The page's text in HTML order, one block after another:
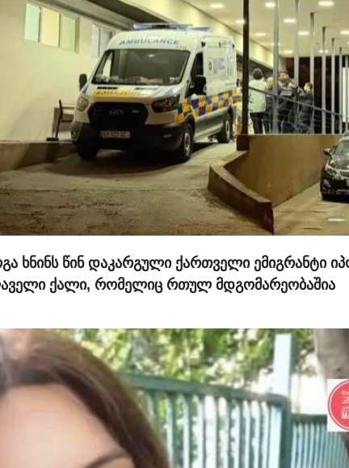
ხნინს წინ დაკარგული ქართველი ემიგრანტი
ქალი, რომელიც რთულ მდგომარეობაშია